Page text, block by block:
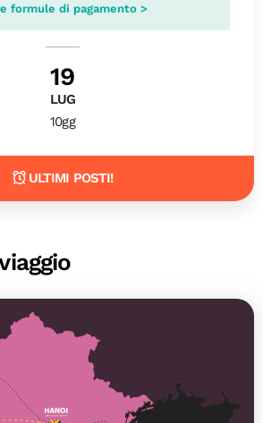
formule di pagamento >
19
LUG
10gg
ULTIMI POSTI!